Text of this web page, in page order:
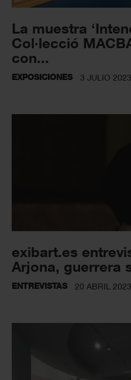
La muestra
Col·lecció
con...
EXPOSICIONES 3 JULIO 2023
exibart.es
Arjona, guerrera
ENTREVISTAS 20 ABRIL 2023